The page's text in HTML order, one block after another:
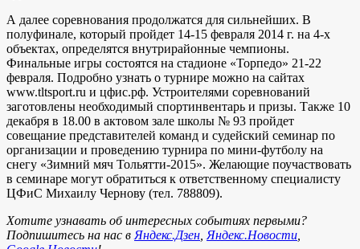
А далее соревнования продолжатся для сильнейших. В
полуфинале, который пройдет 14-15 февраля 2014 г. на 4-х
объектах, определятся внутрирайонные чемпионы.
Финальные игры состоятся на стадионе «Торпедо» 21-22
февраля. Подробно узнать о турнире можно на сайтах
www.tltsport.ru и цфис.рф. Устроителями соревнований
заготовлены необходимый спортинвентарь и призы. Также 10
декабря в 18.00 в актовом зале школы № 93 пройдет
совещание представителей команд и судейский семинар по
организации и проведению турнира по мини-футболу на
снегу «Зимний мяч Тольятти-2015». Желающие поучаствовать
в семинаре могут обратиться к ответственному специалисту
ЦФиС Михаилу Чернову (тел. 788809).
Хотите узнавать об интересных событиях первыми?
Подпишитесь на нас в Яндекс.Дзен Яндекс.Новости